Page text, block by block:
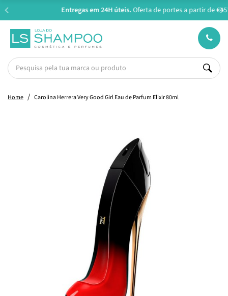
Entregas em 24H úteis.Oferta de portes a partir de €45*
Home Carolina Herrera Very Good Girl Eau de Parfum Elixir 80ml